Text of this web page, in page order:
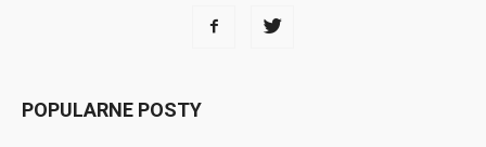
POPULARNE POSTY